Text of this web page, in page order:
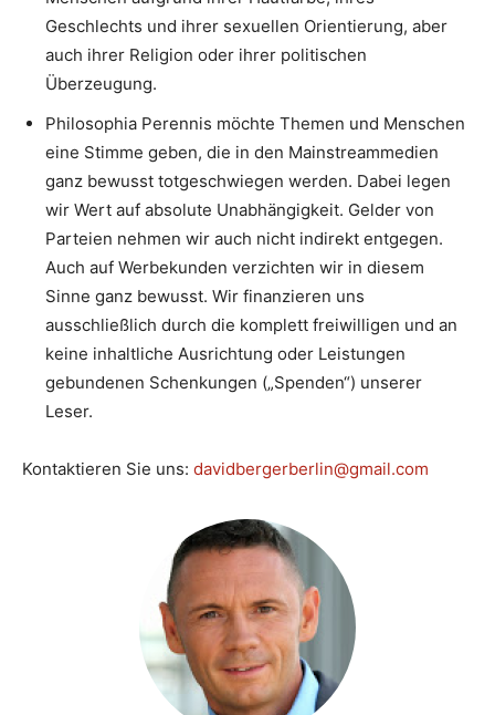
Geschlechts und ihrer sexuellen Orientierung, aber
auch ihrer Religion oder ihrer politischen
Überzeugung.
Philosophia Perennis möchte Themen und Menschen
eine Stimme geben, die in den Mainstreammedien
ganz bewusst totgeschwiegen werden. Dabei legen
wir Wert auf absolute Unabhängigkeit. Gelder von
Parteien nehmen wir auch nicht indirekt entgegen.
Auch auf Werbekunden verzichten wir in diesem
Sinne ganz bewusst. Wir finanzieren uns
ausschließlich durch die komplett freiwilligen und an
keine inhaltliche Ausrichtung oder Leistungen
gebundenen Schenkungen („Spenden“) unserer
Leser.
Kontaktieren Sie uns: davidbergerberlin@gmail.com